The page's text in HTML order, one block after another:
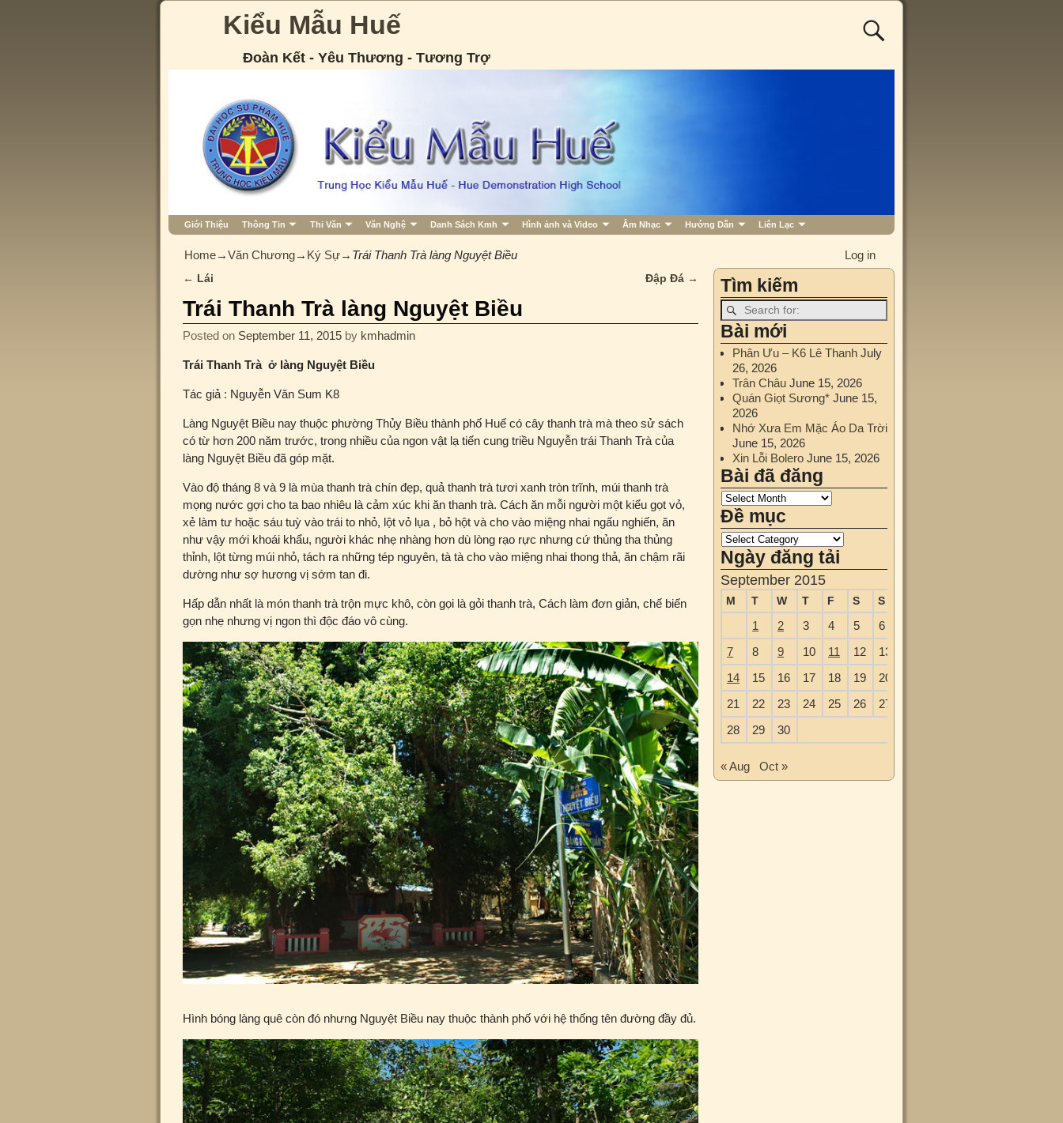
Kiểu Mẫu Huế
Đoàn Kết - Yêu Thương - Tương Trợ
Giới Thiệu Thông Tin Thi Văn Văn Nghệ Danh Sách Kmh Hình ảnh và Video Âm Nhạc Hướng Dẫn Liên Lạc
Home→Văn Chương→ Ký Sự→ Trái Thanh Trà làng Nguyệt Biều Log in
← Lái Đập Đá →
Trái Thanh Trà làng Nguyệt Biều
Posted on September 11, 2015 by kmhadmin
Trái Thanh Trà ở làng Nguyệt Biều
Tác giả : Nguyễn Văn Sum K8
Làng Nguyệt Biều nay thuộc phường Thủy Biều thành phố Huế có cây thanh trà mà theo sử sách
có từ hơn 200 năm trước, trong nhiều của ngon vật lạ tiến cung triều Nguyễn trái Thanh Trà của
làng Nguyệt Biều đã góp mặt.
Vào độ tháng 8 và 9 là mùa thanh trà chín đẹp, quả thanh trà tươi xanh tròn trĩnh, múi thanh trà
mọng nước gợi cho ta bao nhiêu là cảm xúc khi ăn thanh trà. Cách ăn mỗi người một kiểu gọt vỏ,
xẻ làm tư hoặc sáu tuỳ vào trái to nhỏ, lột vỏ lụa , bỏ hột và cho vào miệng nhai ngấu nghiến, ăn
như vậy mới khoái khẩu, người khác nhẹ nhàng hơn dù lòng rạo rực nhưng cứ thủng tha thủng
thỉnh, lột từng múi nhỏ, tách ra những tép nguyên, tà tà cho vào miệng nhai thong thả, ăn chậm rãi
dường như sợ hương vị sớm tan đi.
Hấp dẫn nhất là món thanh trà trộn mực khô, còn gọi là gỏi thanh trà, Cách làm đơn giản, chế biến
gọn nhẹ nhưng vị ngon thì độc đáo vô cùng.
Hình bóng làng quê còn đó nhưng Nguyệt Biều nay thuộc thành phố với hệ thống tên đường đầy đủ.
Tìm kiếm
Bài mới
Phân Ưu – K6 Lê Thanh July
26, 2026
Trân Châu June 15, 2026
Quán Giọt Sương* June 15,
2026
Nhớ Xưa Em Mặc Áo Da Trời
June 15, 2026
Xin Lỗi Bolero June 15, 2026
Bài đã đăng
Đề mục
Ngày đăng tải
September 2015
M T W T F S S
1 2 3 4 5
6
7
8 9 10 11 12
13
14
15 16 17 18 19
20
21
22 23 24 25 26
27
28
29 30
« Aug Oct »